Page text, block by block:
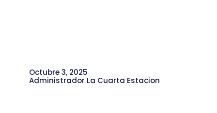
Octubre 3, 2025
Administrador La Cuarta Estacion